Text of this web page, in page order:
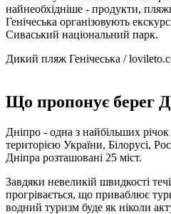
найнеобхідніше - продукти,
Генічеська організовують
Сиваський національний парк.
Дикий пляж Генічеська /
Що пропонує берег
Дніпро - одна з найбільших
територією України, Білорусі,
Дніпра розташовані 25 міст.
Завдяки невеликій швидкості
прогрівається, що приваблює
водний туризм буде як ніколи